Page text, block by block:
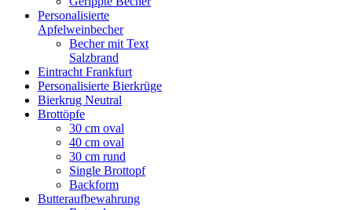
Personalisierte
Apfelweinbecher
Becher mit Text
Salzbrand
Eintracht Frankfurt
Personalisierte Bierkrüge
Bierkrug Neutral
Brottöpfe
30 cm oval
40 cm oval
30 cm rund
Single Brottopf
Backform
Butteraufbewahrung